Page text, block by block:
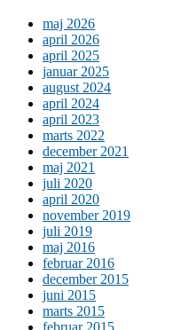
maj 2026
april 2026
april 2025
januar 2025
august 2024
april 2024
april 2023
marts 2022
december 2021
maj 2021
juli 2020
april 2020
november 2019
juli 2019
maj 2016
februar 2016
december 2015
juni 2015
marts 2015